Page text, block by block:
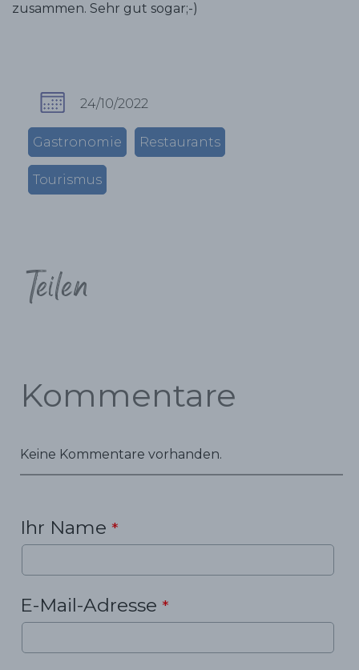
zusammen. Sehr gut sogar;-)
24/10/2022
Gastronomie Restaurants
Tourismus
Teilen
Kommentare
Keine Kommentare vorhanden.
Ihr Name *
E-Mail-Adresse *